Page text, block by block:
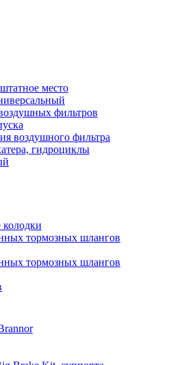
место
фильтров
воздушного фильтра
гидроциклы
тормозных шлангов
тормозных шлангов